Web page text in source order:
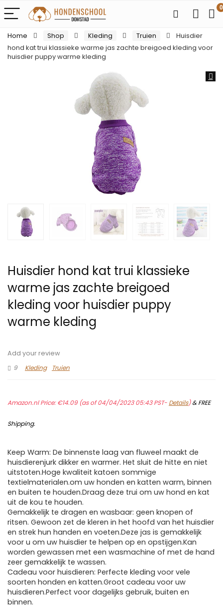
0
Home Shop Kleding Truien
Huisdier
hond kat trui klassieke warme jas zachte breigoed kleding voor
huisdier puppy warme kleding
Huisdier hond kat trui klassieke
warme jas zachte breigoed
kleding voor huisdier puppy
warme kleding
Add your review
9
Kleding Truien
Amazon.nl Price:€14.09(as of 04/04/2023 05:43 PST- Details)&FREE
Shipping.
Keep Warm: De binnenste laag van fluweel maakt de
huisdierenjurk dikker en warmer. Het sluit de hitte en niet
uitstoten.Hoge kwaliteit katoen sommige
textielmaterialen.om uw honden en katten warm, binnen
en buiten te houden.Draag deze trui om uw hond en kat
uit de kou te houden.
Gemakkelijk te dragen en wasbaar: geen knopen of
ritsen. Gewoon zet de kleren in het hoofd van het huisdier
en strek hun handen en voeten.Deze jas is gemakkelijk
voor u om uw huisdier te helpen op en opstijgen.Kan
worden gewassen met een wasmachine of met de hand
zeer gemakkelijk te wassen.
Cadeau voor huisdieren: Perfecte kleding voor vele
soorten honden en katten.Groot cadeau voor uw
huisdieren.Perfect voor dagelijks gebruik, buiten en
binnen.